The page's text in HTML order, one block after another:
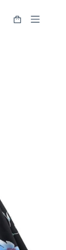
Shopping